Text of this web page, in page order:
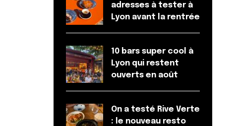
adresses à tester à
Lyon avant la rentrée
10 bars super cool à
Lyon qui restent
ouverts en août
On a testé Rive Verte
: le nouveau resto